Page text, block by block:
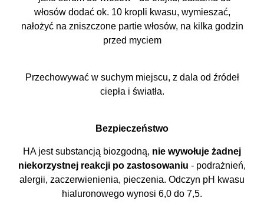
włosów dodać ok. 10 kropli kwasu, wymieszać,
nałożyć na zniszczone partie włosów, na kilka godzin
przed myciem
Przechowywać w suchym miejscu, z dala od źródeł
ciepła i światła.
Bezpieczeństwo
HA jest substancją biozgodną, nie wywołuje żadnej
niekorzystnej reakcji po zastosowaniu - podrażnień,
alergii, zaczerwienienia, pieczenia. Odczyn pH kwasu
hialuronowego wynosi 6,0 do 7,5.